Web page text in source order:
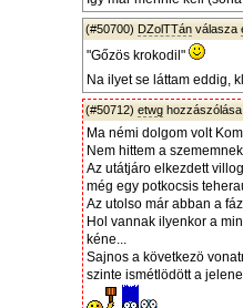
(#50700) DZolTTán válasza
"Gőzös krokodil"
Na ilyet se láttam eddig,
(#50712) etwg hozzászólása
Ma némi dolgom volt
Nem hittem a
Az utátjáro elkezdett
még egy potkocsis
Az utolso már abban a
Hol vannak ilyenkor a
kéne...
Sajnos a következö
szinte ismétlödött a